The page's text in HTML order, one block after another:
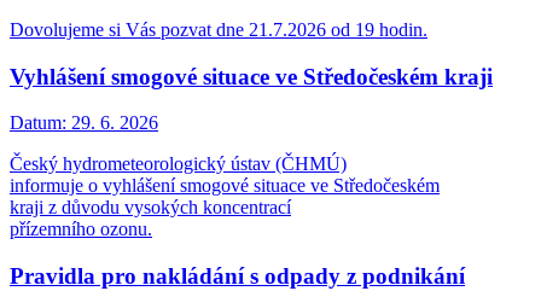
Dovolujeme si Vás pozvat dne 21.7.2026 od 19 hodin.
Vyhlášení smogové situace ve Středočeském kraji
Datum: 29. 6. 2026
Český hydrometeorologický ústav (ČHMÚ)
informuje o vyhlášení smogové situace ve Středočeském
kraji z důvodu vysokých koncentrací
přízemního ozonu.
Pravidla pro nakládání s odpady z podnikání